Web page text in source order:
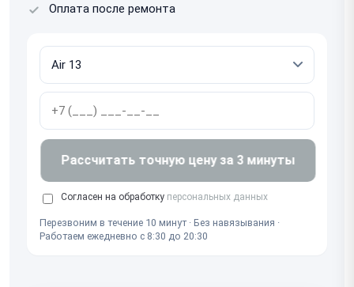
Оплата после ремонта
Рассчитать точную цену за 3 минуты
Согласен на обработку персональных данных
Перезвоним в течение 10 минут · Без навязывания ·
Работаем ежедневно с 8:30 до 20:30